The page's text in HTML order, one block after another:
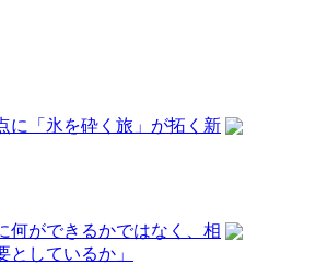
に「氷を砕く旅」が拓く新
何ができるかではなく、相
としているか」